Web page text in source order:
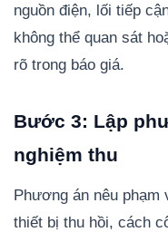
nguồn điện, lối tiếp
không thể quan sát
rõ trong báo giá.
Bước 3: Lập
nghiệm thu
Phương án nêu
thiết bị thu hồi, cách